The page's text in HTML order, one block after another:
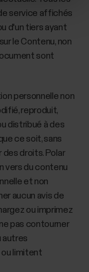
service affichés
d'un tiers ayant
le Contenu, non
sont
personnelle non
reproduit,
distribué à des
ce soit, sans
droits. Polar
vers du contenu
et non
aucun avis de
ou imprimez
pas contourner
autres
limitent